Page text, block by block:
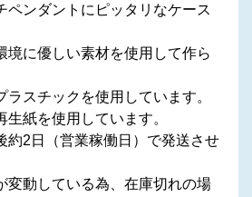
ペンダントにピッタリなケース
に優しい素材を使用して作ら
スチックを使用しています。
紙を使用しています。
約2日（営業稼働日）で発送させ
変動している為、在庫切れの場